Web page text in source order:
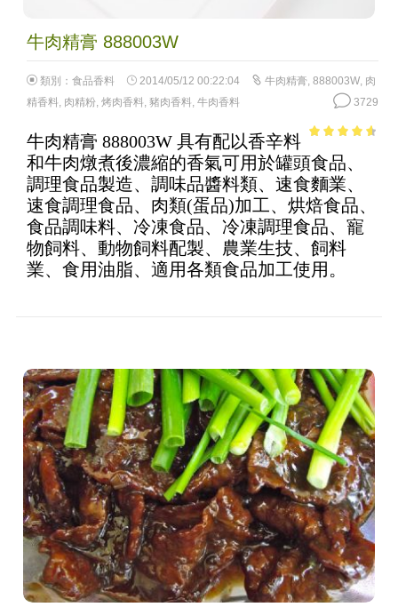
牛肉精膏 888003W
類別： 食品香料 2014/05/12 00:22:04 牛肉精膏, 888003W, 肉
精香料, 肉精粉, 烤肉香料, 豬肉香料, 牛肉香料 3729
of 5
牛肉精膏 888003W 具有配以香辛料
和牛肉燉煮後濃縮的香氣可用於罐頭食品、
調理食品製造、調味品醬料類、速食麵業、
速食調理食品、肉類(蛋品)加工、烘焙食品、
食品調味料、冷凍食品、冷凍調理食品、寵
物飼料、動物飼料配製、農業生技、飼料
業、食用油脂、適用各類食品加工使用。